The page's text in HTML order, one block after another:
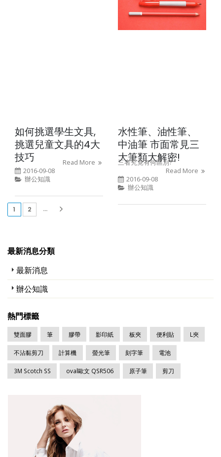
如何挑選學生文具,
挑選兒童文具的4大
技巧
Read More
2016-09-08
辦公知識
水性筆、油性筆、
中油筆 市面常見三
大筆類大解密!
三者究竟有何區別?
Read More
2016-09-08
辦公知識
1 (current)
2 ...
最新消息分類
最新消息
辦公知識
熱門標籤
雙面膠 筆 膠帶 影印紙 板夾 便利貼 L夾
不沾黏剪刀 計算機 螢光筆 刻字筆 電池
3M Scotch SS oval歐文 QSR506 原子筆 剪刀